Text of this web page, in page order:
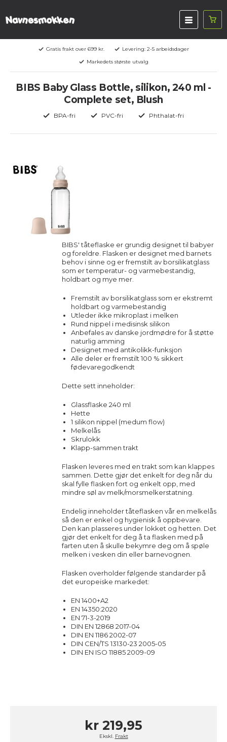
Gratis frakt over 699 kr.
Levering: 2-5 arbeidsdager
Markedets største utvalg
BIBS Baby Glass Bottle, silikon, 240 ml -
Complete set, Blush
BPA-fri PVC-fri Phthalat-fri
BIBS' tåteflaske er grundig designet til babyer
og foreldre. Flasken er designet med barnets
behov i sinne og er fremstilt av borsilikatglass
som er temperatur- og varmebestandig,
holdbart og mye mer.
Fremstilt av borsilikatglass som er ekstremt
holdbart og varmebestandig
Utleder ikke mikroplast i melken
Rund nippel i medisinsk silikon
Anbefales av danske jordmødre for å støtte
naturlig amming
Designet med antikolikk-funksjon
Alle deler er fremstilt 100 % sikkert
fødevaregodkendt
Dette sett inneholder:
Glassflaske 240 ml
Hette
1 silikon nippel (medum flow)
Melkelås
Skrulokk
Klapp-sammen trakt
Flasken leveres med en trakt som kan klappes
sammen. Dette gjør det enkelt for deg når du
skal fylle flasken fort og enkelt opp, med
mindre søl av melk/morsmelkerstatning.
Endelig inneholder tåteflasken vår en melkelås
så den er enkel og hygienisk å oppbevare.
Den kan plasseres under lokket og hetten. Det
gjør det enkelt for deg å ta flasken med på
farten uten å skulle bekymre deg om å spøle
melken i vesken din eller barnevognen.
Flasken overholder følgende standarder på
det europeiske markedet:
EN 1400+A2
EN 14350:2020
EN 71-3-2019
DIN EN 12868 2017-04
DIN EN 1186 2002-07
DIN CEN/TS 13130-23 2005-05
DIN EN ISO 11885 2009-09
kr 219,95
Ekskl. Frakt